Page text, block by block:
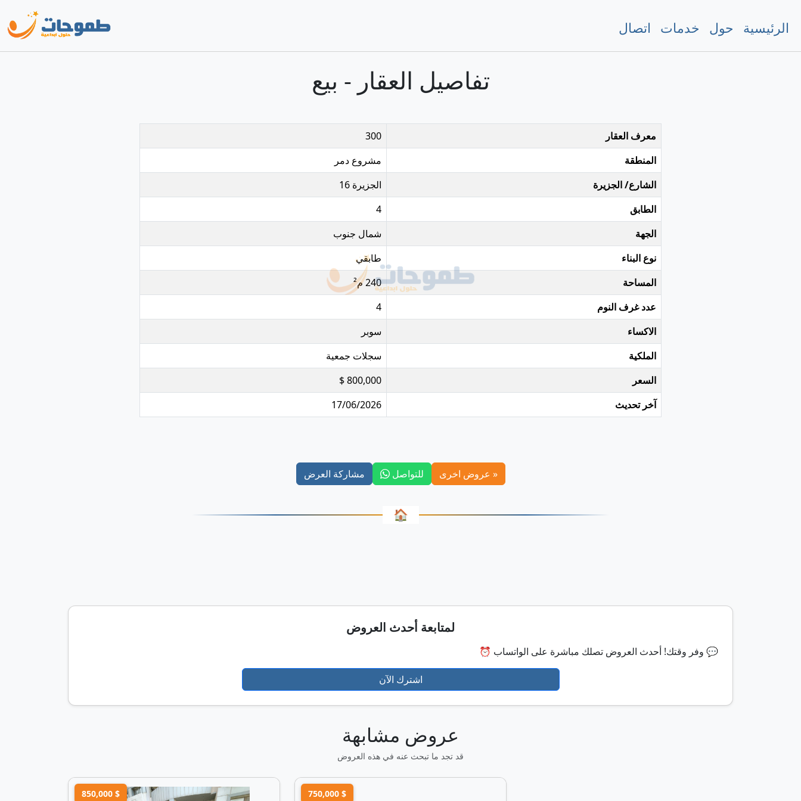
الرئيسية حول خدمات اتصال
تفاصيل العقار - بيع
معرف العقار
300
المنطقة
مشروع دمر
الشارع/ الجزيرة
الجزيرة 16
الطابق
4
الجهة
شمال جنوب
نوع البناء
طابقي
المساحة
240 م²
عدد غرف النوم
4
الاكساء
سوبر
الملكية
سجلات جمعية
السعر
800,000 $
آخر تحديث
17/06/2026
تعرّف على واجهة تفاصيل العرض العقاري
شاهد الفيديو خلال أقل من دقيقة
✔ تمت المشاهدة
« عروض اخرى للتواصل مشاركة العرض
🏠
لمتابعة أحدث العروض
⏰ وفر وقتك! أحدث العروض تصلك مباشرة على الواتساب 💬
اشترك الآن
عروض مشابهة
قد تجد ما تبحث عنه في هذه العروض
850,000 $ 750,000 $